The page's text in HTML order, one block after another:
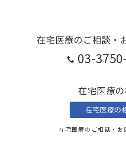
在宅医療のご相談・
03-
在宅医療
在宅医療の
在宅医療のご相談・お